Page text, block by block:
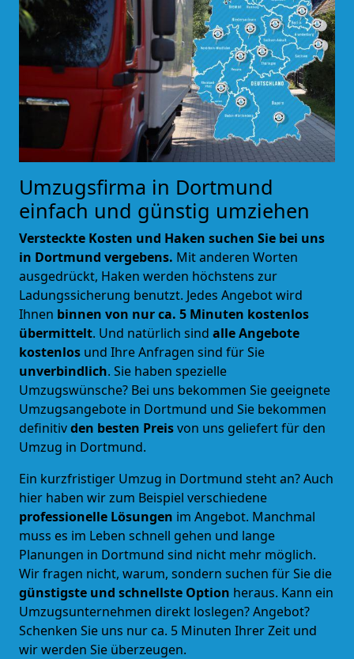
Umzugsfirma in Dortmund
einfach und günstig umziehen
Versteckte Kosten und Haken suchen Sie bei uns
in Dortmund vergebens. Mit anderen Worten
ausgedrückt, Haken werden höchstens zur
Ladungssicherung benutzt. Jedes Angebot wird
Ihnen binnen von nur ca. 5 Minuten kostenlos
übermittelt. Und natürlich sind alle Angebote
kostenlos und Ihre Anfragen sind für Sie
unverbindlich. Sie haben spezielle
Umzugswünsche? Bei uns bekommen Sie geeignete
Umzugsangebote in Dortmund und Sie bekommen
definitivden besten Preisvon uns geliefert für den
Umzug in Dortmund.
Ein kurzfristiger Umzug in Dortmund steht an? Auch
hier haben wir zum Beispiel verschiedene
professionelle Lösungen im Angebot. Manchmal
muss es im Leben schnell gehen und lange
Planungen in Dortmund sind nicht mehr möglich.
Wir fragen nicht, warum, sondern suchen für Sie die
günstigste und schnellste Option heraus. Kann ein
Umzugsunternehmen direkt loslegen? Angebot?
Schenken Sie uns nur ca. 5 Minuten Ihrer Zeit und
wir werden Sie überzeugen.